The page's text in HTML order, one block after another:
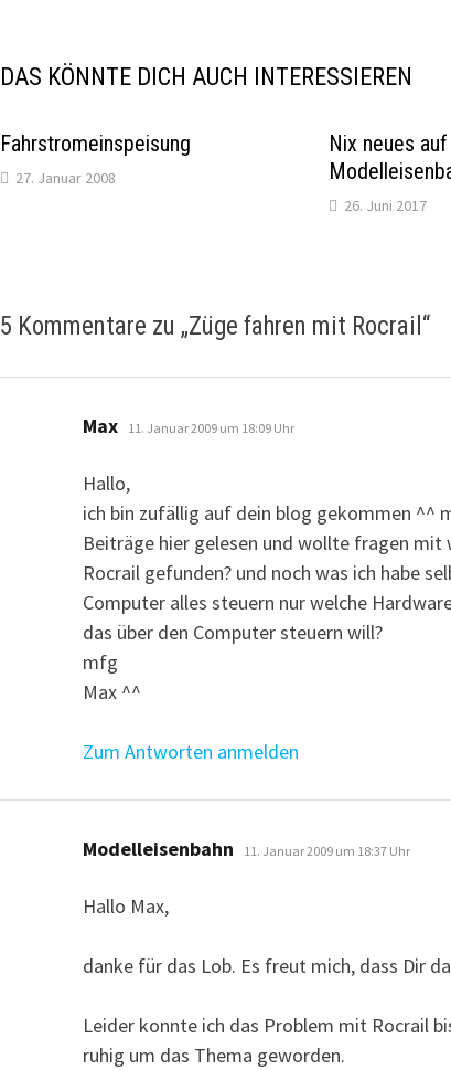
DAS KÖNNTE DICH AUCH INTERESSIEREN
Fahrstromeinspeisung
27. Januar 2008
Nix neues
26. Juni 2017
5 Kommentare zu „Züge fahren mit Rocrail “
Max sagt:
11. Januar 2009 um 18:09 Uhr
Hallo,
ich bin zufällig auf dein blog gekommen ^^
Beiträge hier gelesen und wollte fragen
Rocrail gefunden? und noch was ich habe
Computer alles steuern nur welche
das über den Computer steuern will?
mfg
Max ^^
Zum Antworten anmelden
Modelleisenbahn sagt:
11. Januar 2009 um 18:37 Uhr
Hallo Max,
danke für das Lob. Es freut mich, dass Dir
Leider konnte ich das Problem mit Rocrail
ruhig um das Thema geworden.